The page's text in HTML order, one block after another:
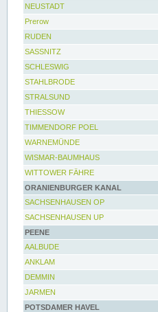
NEUSTADT
Prerow
RUDEN
SASSNITZ
SCHLESWIG
STAHLBRODE
STRALSUND
THIESSOW
TIMMENDORF POEL
WARNEMÜNDE
WISMAR-BAUMHAUS
WITTOWER FÄHRE
ORANIENBURGER KANAL
SACHSENHAUSEN OP
SACHSENHAUSEN UP
PEENE
AALBUDE
ANKLAM
DEMMIN
JARMEN
POTSDAMER HAVEL